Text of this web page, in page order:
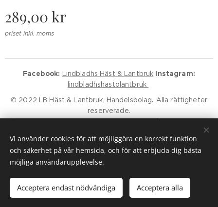
289,00 kr
priset inkl. moms
Lägg i kundvagnen
Facebook: Lindbladhs Häst & Lantbruk Instagram:
lindbladhshastolantbruk
© 2022 LB Häst & Lantbruk, Handelsbolag. Alla rättigheter
reserverade.
Godkänd för F-Skatt.Kundservice
Cookies
Vi använder cookies för att möjliggöra en korrekt funktion
och säkerhet på vår hemsida, och för att erbjuda dig bästa
möjliga användarupplevelse.
Acceptera endast nödvändiga Acceptera alla